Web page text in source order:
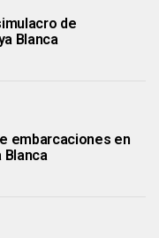
de
Blanca
embarcaciones en
Blanca